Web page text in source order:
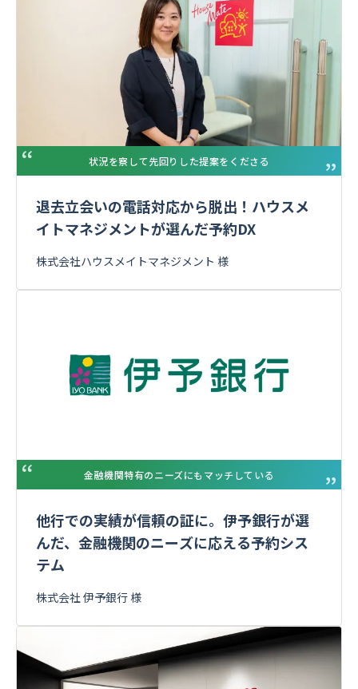
状況を察して先回りした提案をくださる
退去立会いの電話対応から脱出！ハウスメ
イトマネジメントが選んだ予約DX
株式会社ハウスメイトマネジメント 様
金融機関特有のニーズにもマッチしている
他行での実績が信頼の証に。伊予銀行が選
んだ、金融機関のニーズに応える予約シス
テム
株式会社 伊予銀行 様